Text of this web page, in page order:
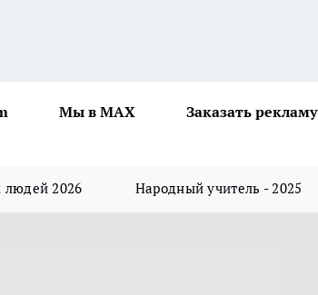
Мы в MAX
Заказать рекламу
людей 2026 Народный учитель - 2025